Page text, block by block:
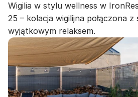
Wigilia w stylu wellness w
25 – kolacja wigilijna połączona z
wyjątkowym relaksem.